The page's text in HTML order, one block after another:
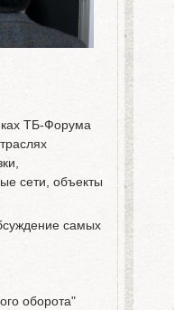
ТБ-Форума
сети, объекты
самых
оборота"